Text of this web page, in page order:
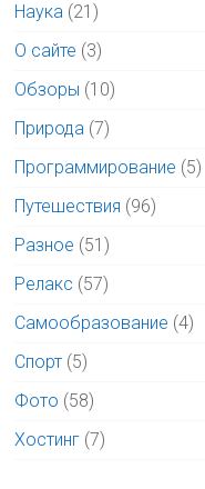
Наука (21)
О сайте (3)
Обзоры (10)
Природа (7)
Программирование (5)
Путешествия (96)
Разное (51)
Релакс (57)
Самообразование (4)
Спорт (5)
Фото (58)
Хостинг (7)